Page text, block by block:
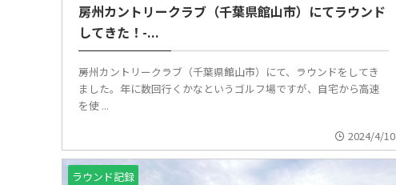
房州カントリークラブ（千葉県館山市）にてラウンド
してきた！-...
房州カントリークラブ（千葉県館山市）にて、ラウンドをしてき
ました。年に数回行くかなというゴルフ場ですが、自宅から高速
を使 ...
2024/4/10
ラウンド記録